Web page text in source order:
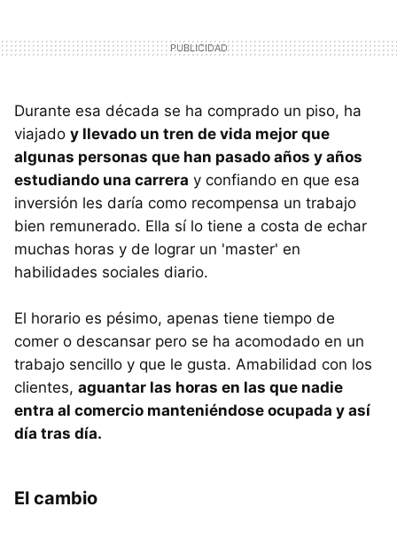
Durante esa década se ha comprado un piso, ha
viajado y llevado un tren de vida mejor que
algunas personas que han pasado años y años
estudiando una carrera y confiando en que esa
inversión les daría como recompensa un trabajo
bien remunerado. Ella sí lo tiene a costa de echar
muchas horas y de lograr un 'master' en
habilidades sociales diario.
El horario es pésimo, apenas tiene tiempo de
comer o descansar pero se ha acomodado en un
trabajo sencillo y que le gusta. Amabilidad con los
clientes, aguantar las horas en las que nadie
entra al comercio manteniéndose ocupada y así
día tras día.
El cambio